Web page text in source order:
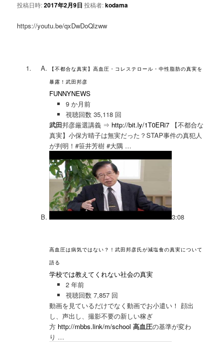
投稿日時:2017年2月9日 投稿者:kodama
https://youtu.be/qxDwDoQlzww
【不都合な真実】高血圧・コレステロール・中性脂肪の真実を
暴露！武田邦彦
FUNNYNEWS
9 か月前
視聴回数 35,118 回
武田邦彦厳選講義 ⇒ http://bit.ly/1T0ERi7
【不都合な
真実】小保方晴子は無実だった？STAP事件の真犯人
が判明！#笹井芳樹 #大隅 …
3:08
高血圧は病気ではない？！武田邦彦氏が減塩食の真実について
語る
学校では教えてくれない社会の真実
2 年前
視聴回数 7,857 回
動画を見ているだけでなく動画でお小遣い！ 顔出
し、声出し、撮影不要の新しい稼ぎ
方 http://mbbs.link/m/school 高血圧の基準が変わ
り …